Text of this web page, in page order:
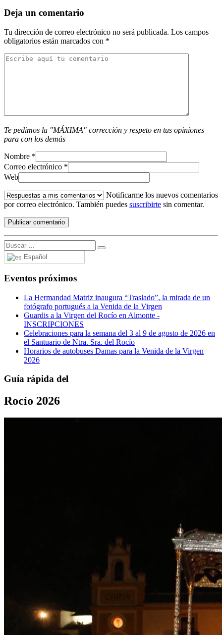
Deja un comentario
Tu dirección de correo electrónico no será publicada. Los campos
obligatorios están marcados con *
Te pedimos la "MÁXIMA" corrección y respeto en tus opiniones
para con los demás
Nombre *
Correo electrónico *
Web
Notificarme los nuevos comentarios
por correo electrónico. También puedes suscribirte sin comentar.
Español
Eventos próximos
La Hermandad Matriz inaugura “Traslado”, la mirada de un
fotógrafo portugués a la Venida de la Virgen
Guardis a la Virgen del Rocío en Almonte -
INSCRIPCIONES
Celebraciones para la semana del 3 al 9 de agosto de 2026 en
el Santuario de Ntra. Sra. del Rocío
Horarios de autobuses Damas para la Venida de la Virgen
2026
Guía rápida del
Rocío 2026